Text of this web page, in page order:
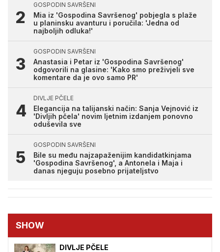
GOSPODIN SAVRŠENI
Mia iz 'Gospodina Savršenog' pobjegla s plaže
u planinsku avanturu i poručila: 'Jedna od
najboljih odluka!'
GOSPODIN SAVRŠENI
Anastasia i Petar iz 'Gospodina Savršenog'
odgovorili na glasine: 'Kako smo preživjeli sve
komentare da je ovo samo PR'
DIVLJE PČELE
Elegancija na talijanski način: Sanja Vejnović iz
'Divljih pčela' novim ljetnim izdanjem ponovno
oduševila sve
GOSPODIN SAVRŠENI
Bile su među najzapaženijim kandidatkinjama
'Gospodina Savršenog', a Antonela i Maja i
danas njeguju posebno prijateljstvo
SHOW
DIVLJE PČELE